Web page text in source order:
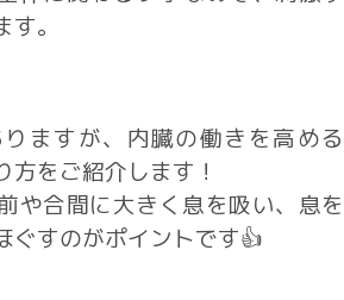
。
ますが、内臓の働きを高める
方をご紹介します！
や合間に大きく息を吸い、息を
ぐすのがポイントです👍